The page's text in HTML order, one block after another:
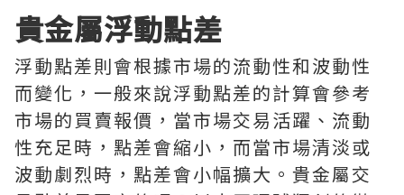
貴金屬浮動點差
浮動點差則會根據市場的流動性和波動性
而變化，一般來說浮動點差的計算會參考
市場的買賣報價，當市場交易活躍、流動
性充足時，點差會縮小，而當市場清淡或
波動劇烈時，點差會小幅擴大。貴金屬交